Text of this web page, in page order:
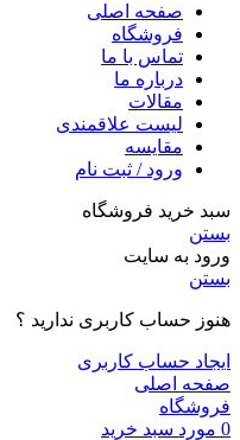
صفحه اصلی
فروشگاه
تماس با ما
درباره ما
مقالات
لیست علاقمندی
مقایسه
ورود / ثبت نام
سبد خرید فروشگاه
بستن
ورود به سایت
بستن
هنوز حساب کاربری ندارید ؟
ایجاد حساب کاربری
صفحه اصلی
فروشگاه
0 مورد سبد خرید